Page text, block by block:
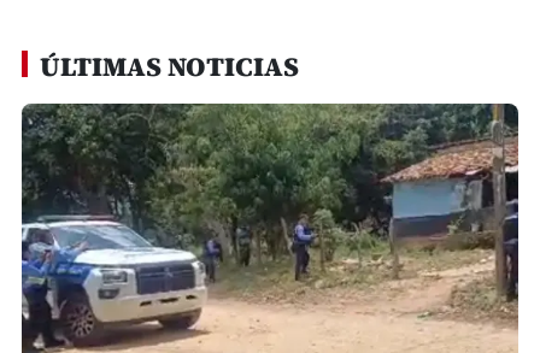
ÚLTIMAS NOTICIAS